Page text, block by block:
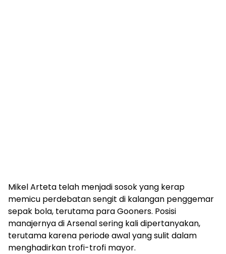
Mikel Arteta telah menjadi sosok yang kerap
memicu perdebatan sengit di kalangan penggemar
sepak bola, terutama para Gooners. Posisi
manajernya di Arsenal sering kali dipertanyakan,
terutama karena periode awal yang sulit dalam
menghadirkan trofi-trofi mayor.